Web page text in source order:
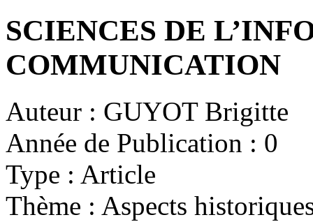
SCIENCES DE
COMMUNICATION
Auteur : GUYOT Brigitte
Année de Publication : 0
Type : Article
Thème : Aspects